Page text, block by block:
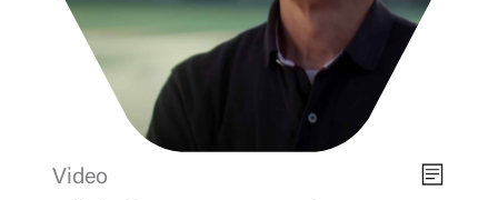
Video